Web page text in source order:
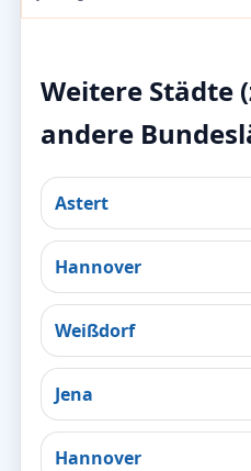
Weitere Städte
andere
Astert
Hannover
Weißdorf
Jena
Hannover